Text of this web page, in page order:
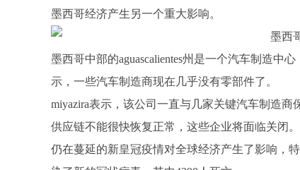
墨西哥经济产生另一个重大影响。
墨西哥中部的aguascalientes州是一个汽车制造中
示，一些汽车制造商现在几乎没有零部件了。
miyazira表示，该公司一直与几家关键汽车制造
供应链不能很快恢复正常，这些企业将面临关闭。
仍在蔓延的新皇冠疫情对全球经济产生了影响，